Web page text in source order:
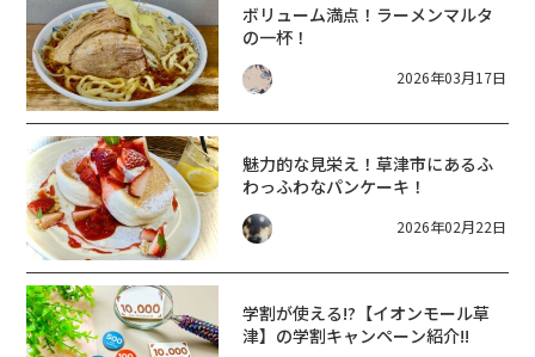
ボリューム満点！ラーメンマルタ
の一杯！
2026年03月17日
魅力的な見栄え！草津市にあるふ
わっふわなパンケーキ！
2026年02月22日
学割が使える!?【イオンモール草
津】の学割キャンペーン紹介!!